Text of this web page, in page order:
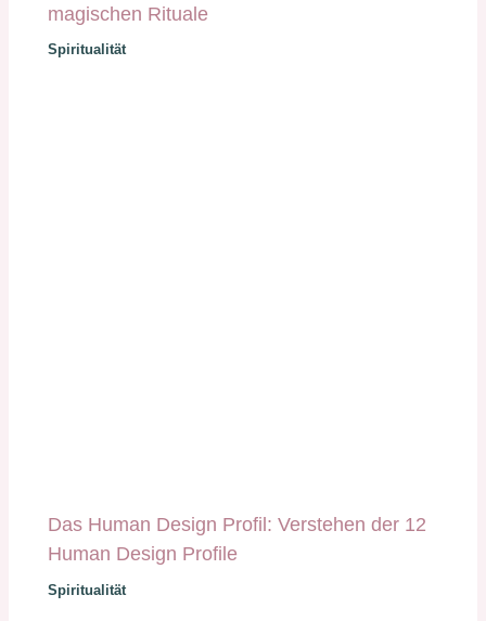
magischen Rituale
Spiritualität
Das Human Design Profil: Verstehen der 12
Human Design Profile
Spiritualität